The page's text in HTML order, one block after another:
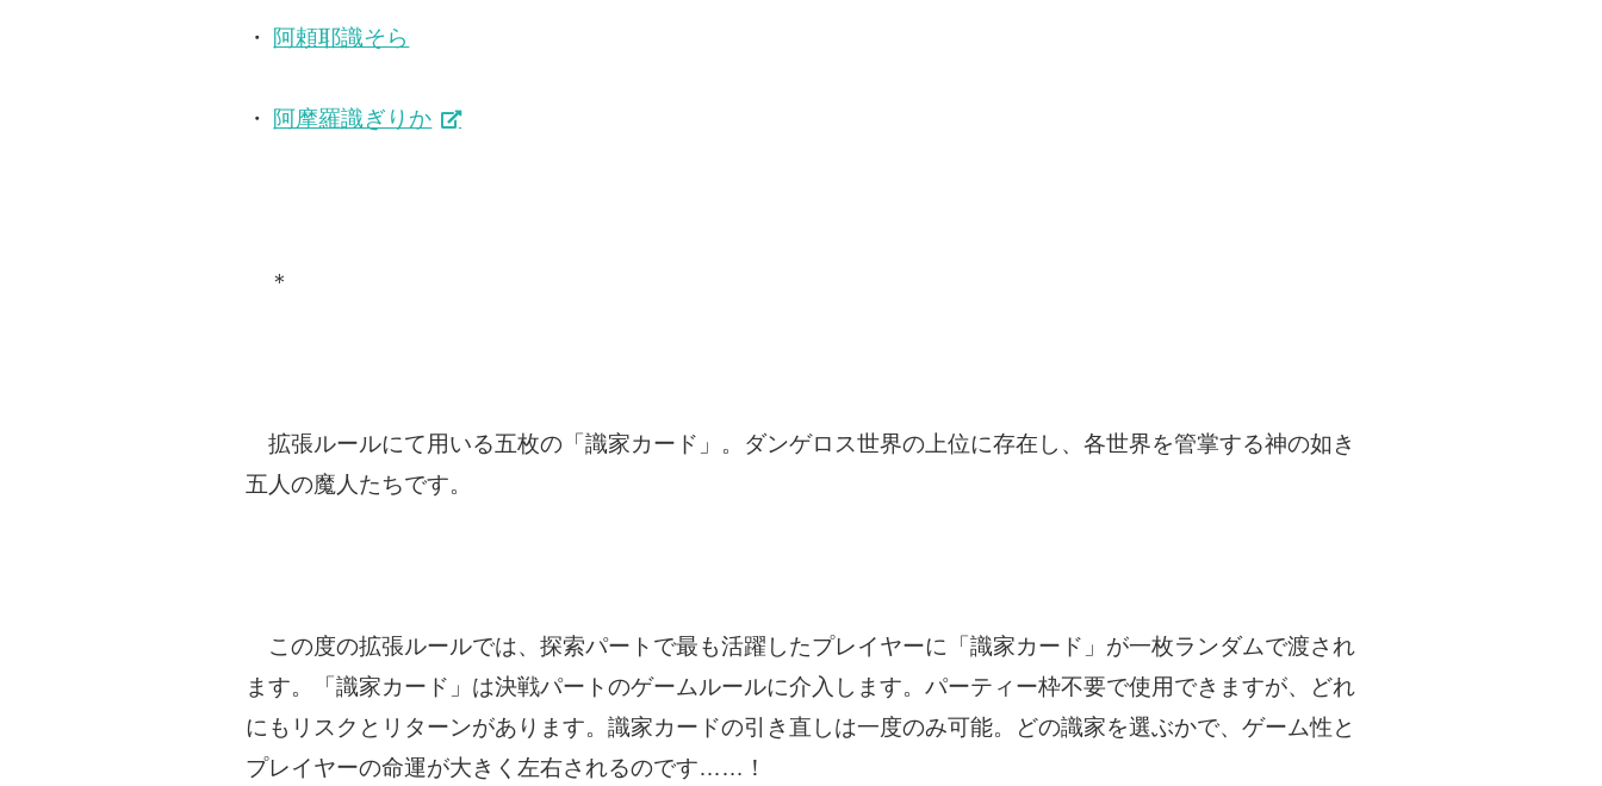
・ 阿頼耶識そら
・ 阿摩羅識ぎりか
＊
拡張ルールにて用いる五枚の「識家カード」。ダンゲロス世界の上位に存在し、各世界を管掌する神の如き
五人の魔人たちです。
この度の拡張ルールでは、探索パートで最も活躍したプレイヤーに「識家カード」が一枚ランダムで渡され
ます。「識家カード」は決戦パートのゲームルールに介入します。パーティー枠不要で使用できますが、どれ
にもリスクとリターンがあります。識家カードの引き直しは一度のみ可能。どの識家を選ぶかで、ゲーム性と
プレイヤーの命運が大きく左右されるのです……！